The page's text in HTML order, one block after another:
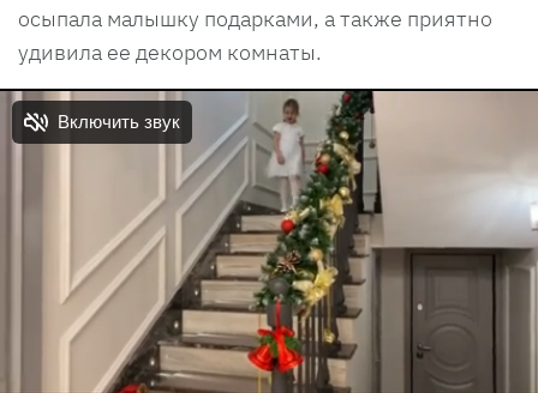
осыпала малышку подарками, а также приятно
удивила ее декором комнаты.